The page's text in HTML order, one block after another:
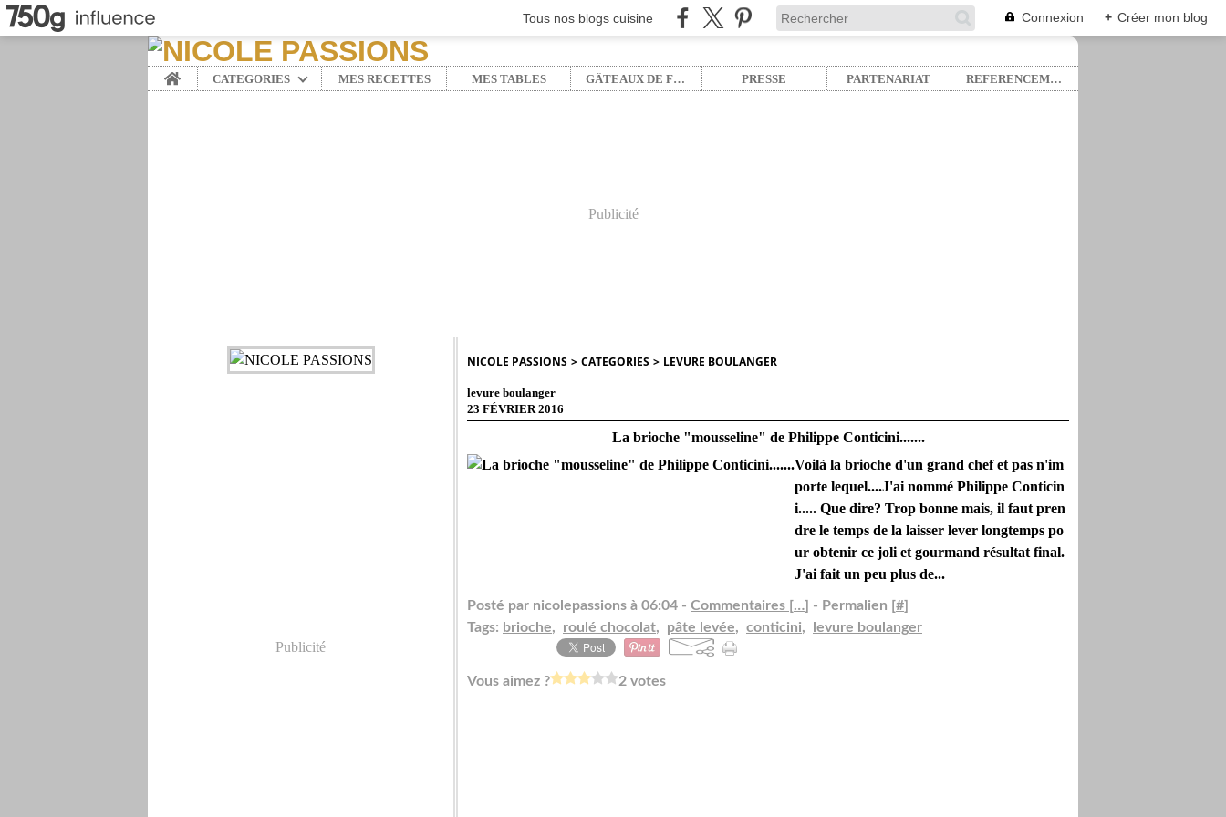
Tous nos blogs cuisine Connexion + Créer mon blog
Home CATEGORIES MES RECETTES MES TABLES GÂTEAUX DE FÊTE PRESSE PARTENARIAT REFERENCEMENT
Publicité
Publicité
NICOLE PASSIONS > CATEGORIES > LEVURE BOULANGER
levure boulanger
23 FÉVRIER 2016
La brioche "mousseline" de Philippe Conticini.......
Voilà la brioche d'un grand chef et pas n'im
porte lequel....J'ai nommé Philippe Conticin
i..... Que dire? Trop bonne mais, il faut pren
dre le temps de la laisser lever longtemps po
ur obtenir ce joli et gourmand résultat final.
J'ai fait un peu plus de...
Posté par nicolepassions à 06:04 - Commentaires […] - Permalien [#]
Tags: brioche, roulé chocolat, pâte levée, conticini, levure boulanger
Vous aimez ? 2 votes